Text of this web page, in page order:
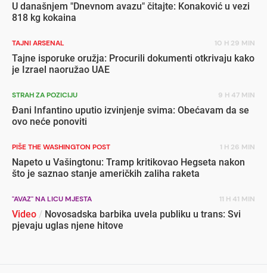
U današnjem "Dnevnom avazu" čitajte: Konaković u vezi
818 kg kokaina
TAJNI ARSENAL 10 H 29 MIN
Tajne isporuke oružja: Procurili dokumenti otkrivaju kako
je Izrael naoružao UAE
STRAH ZA POZICIJU 9 H 47 MIN
Đani Infantino uputio izvinjenje svima: Obećavam da se
ovo neće ponoviti
PIŠE THE WASHINGTON POST 1 H 26 MIN
Napeto u Vašingtonu: Tramp kritikovao Hegseta nakon
što je saznao stanje američkih zaliha raketa
"AVAZ" NA LICU MJESTA 11 H 41 MIN
Video / Novosadska barbika uvela publiku u trans: Svi
pjevaju uglas njene hitove